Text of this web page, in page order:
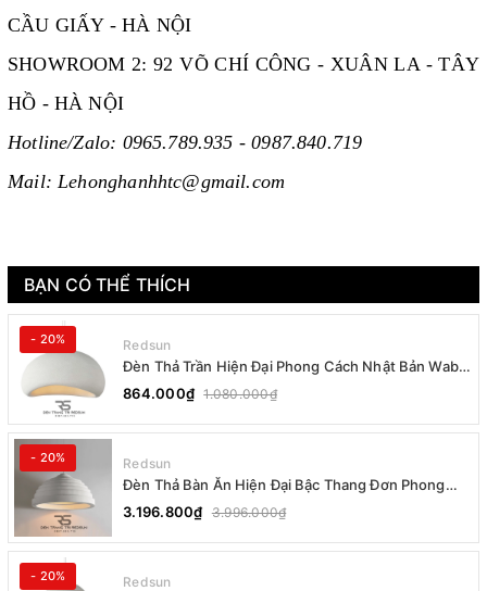
CẦU GIẤY - HÀ NỘI
SHOWROOM 2: 92 VÕ CHÍ CÔNG - XUÂN LA - TÂY
HỒ - HÀ NỘI
Hotline/Zalo: 0965.789.935 - 0987.840.719
Mail: Lehonghanhhtc@gmail.com
BẠN CÓ THỂ THÍCH
- 20% Redsun
Đèn Thả Trần Hiện Đại Phong Cách Nhật Bản Wabi-
sabi CDT-T036 Dáng B
864.000₫ 1.080.000₫
- 20% Redsun
Đèn Thả Bàn Ăn Hiện Đại Bậc Thang Đơn Phong
Cách Nhật Bản Wabi-sabi DC-T078B
3.196.800₫ 3.996.000₫
- 20% Redsun